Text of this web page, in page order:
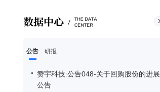
公告 研报
赞宇科技:公告048-关于回购股份的进展
公告